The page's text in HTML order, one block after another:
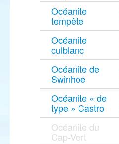
Océanite
tempête
Océanite
culblanc
Océanite de
Swinhoe
Océanite « de
type » Castro
Océanite du
Cap-Vert